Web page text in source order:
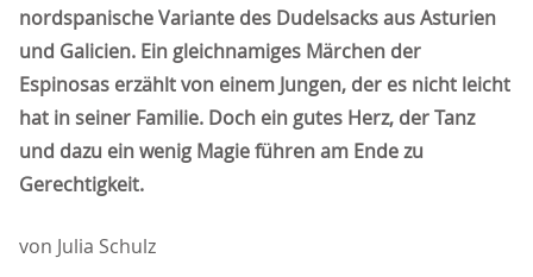
nordspanische Variante des Dudelsacks aus Asturien
und Galicien. Ein gleichnamiges Märchen der
Espinosas erzählt von einem Jungen, der es nicht leicht
hat in seiner Familie. Doch ein gutes Herz, der Tanz
und dazu ein wenig Magie führen am Ende zu
Gerechtigkeit.
von Julia Schulz